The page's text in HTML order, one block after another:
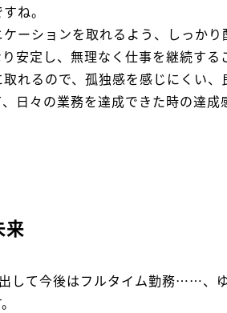
ね。
ーションを取れるよう、しっかり
安定し、無理なく仕事を継続する
れるので、孤独感を感じにくい、
日々の業務を達成できた時の達成
来
して今後はフルタイム勤務……、